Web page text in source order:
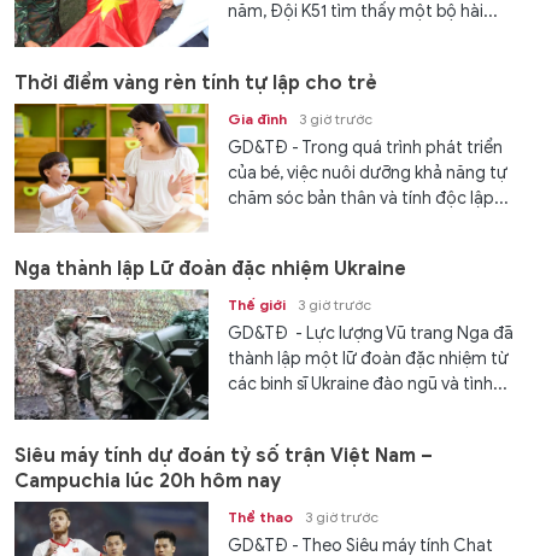
năm, Đội K51 tìm thấy một bộ hài...
Thời điểm vàng rèn tính tự lập cho trẻ
Gia đình 3 giờ trước
GD&TĐ - Trong quá trình phát triển
của bé, việc nuôi dưỡng khả năng tự
chăm sóc bản thân và tính độc lập...
Nga thành lập Lữ đoàn đặc nhiệm Ukraine
Thế giới 3 giờ trước
GD&TĐ - Lực lượng Vũ trang Nga đã
thành lập một lữ đoàn đặc nhiệm từ
các binh sĩ Ukraine đào ngũ và tình...
Siêu máy tính dự đoán tỷ số trận Việt Nam –
Campuchia lúc 20h hôm nay
Thể thao 3 giờ trước
GD&TĐ - Theo Siêu máy tính Chat